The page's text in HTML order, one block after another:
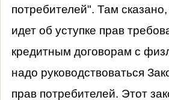
потребителей". Там
идет об уступке прав
кредитным договорам с
надо руководствоваться
прав потребителей. Этот